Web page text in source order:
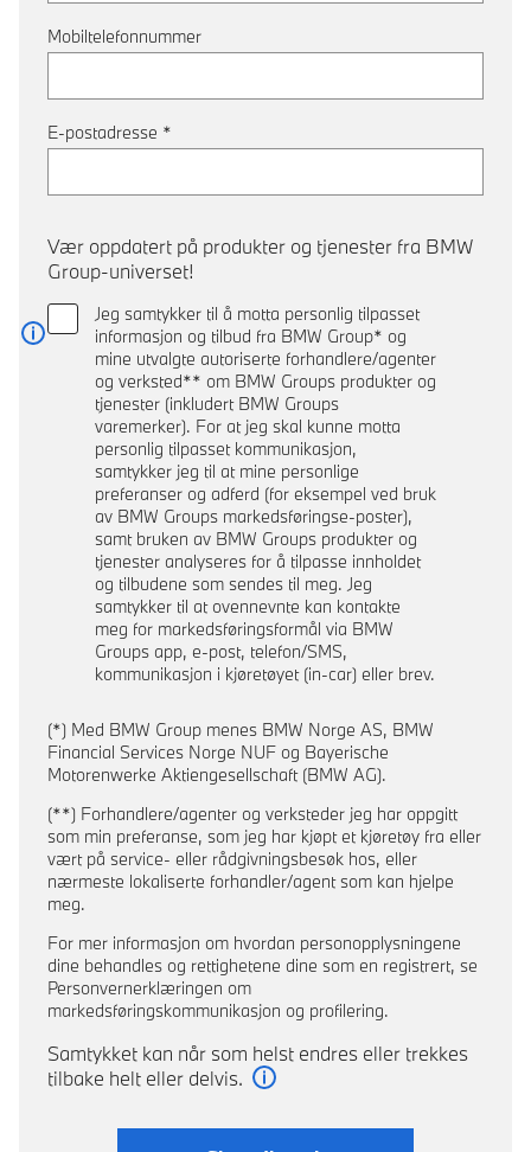
Mobiltelefonnummer
E-postadresse *
Vær oppdatert på produkter og tjenester fra BMW
Group-universet!
Jeg samtykker til å motta personlig tilpasset
informasjon og tilbud fra BMW Group* og
mine utvalgte autoriserte forhandlere/agenter
og verksted** om BMW Groups produkter og
tjenester (inkludert BMW Groups
varemerker). For at jeg skal kunne motta
personlig tilpasset kommunikasjon,
samtykker jeg til at mine personlige
preferanser og adferd (for eksempel ved bruk
av BMW Groups markedsføringse-poster),
samt bruken av BMW Groups produkter og
tjenester analyseres for å tilpasse innholdet
og tilbudene som sendes til meg. Jeg
samtykker til at ovennevnte kan kontakte
meg for markedsføringsformål via BMW
Groups app, e-post, telefon/SMS,
kommunikasjon i kjøretøyet (in-car) eller brev.
Les mer
(*) Med BMW Group menes BMW Norge AS, BMW
Financial Services Norge NUF og Bayerische
Motorenwerke Aktiengesellschaft (BMW AG).
(**) Forhandlere/agenter og verksteder jeg har oppgitt
som min preferanse, som jeg har kjøpt et kjøretøy fra eller
vært på service- eller rådgivningsbesøk hos, eller
nærmeste lokaliserte forhandler/agent som kan hjelpe
meg.
For mer informasjon om hvordan personopplysningene
dine behandles og rettighetene dine som en registrert, se
Personvernerklæringen om
markedsføringskommunikasjon og profilering.
Samtykket kan når som helst endres eller trekkes
tilbake helt eller delvis.